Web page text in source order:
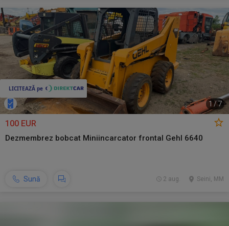
1/7
100 EUR
Dezmembrez bobcat Miniincarcator frontal Gehl 6640
Sună Seini, MM
2 aug.